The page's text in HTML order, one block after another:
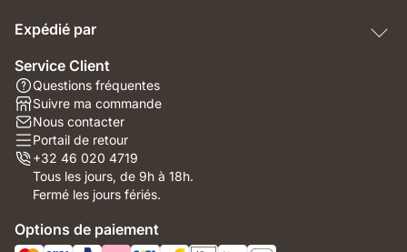
Expédié par
Service Client
Questions fréquentes
Suivre ma commande
Nous contacter
Portail de retour
+32 46 020 4719
Tous les jours, de 9h à 18h.
Fermé les jours fériés.
Options de paiement